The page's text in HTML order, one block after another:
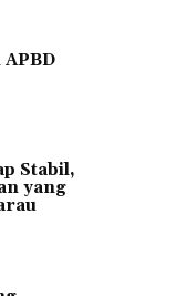
Stabil,
yang